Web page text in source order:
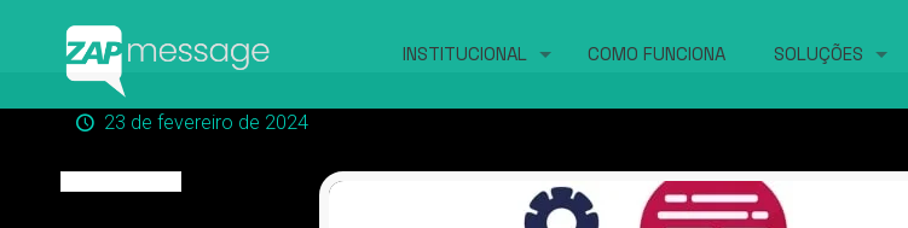
INSTITUCIONAL COMO FUNCIONA SOLUÇÕES
23 de fevereiro de 2024